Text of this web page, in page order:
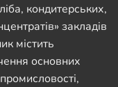
кондитерських,
закладів
містить
основних